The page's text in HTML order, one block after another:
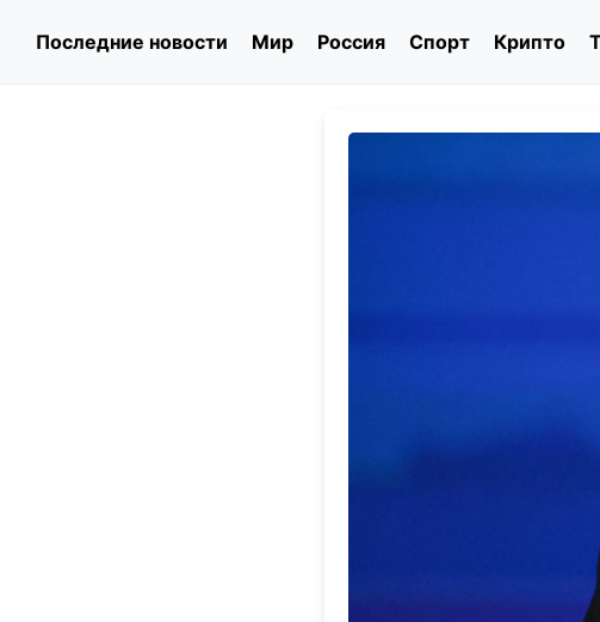
Последние новости Мир Россия Спорт Крипто